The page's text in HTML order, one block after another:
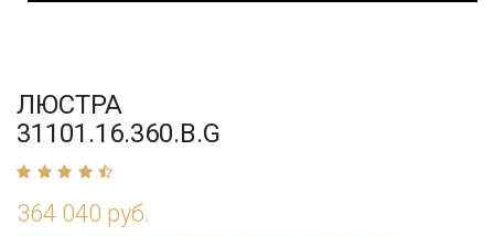
ЛЮСТРА
31101.16.360.B.G
364 040 руб.